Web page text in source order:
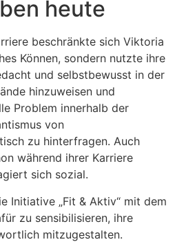
heute
beschränkte sich Viktoria
Können, sondern nutzte ihre
und selbstbewusst in der
hinzuweisen und
Problem innerhalb der
von
zu hinterfragen. Auch
während ihrer Karriere
sich sozial.
Initiative „Fit & Aktiv“ mit dem
zu sensibilisieren, ihre
mitzugestalten.